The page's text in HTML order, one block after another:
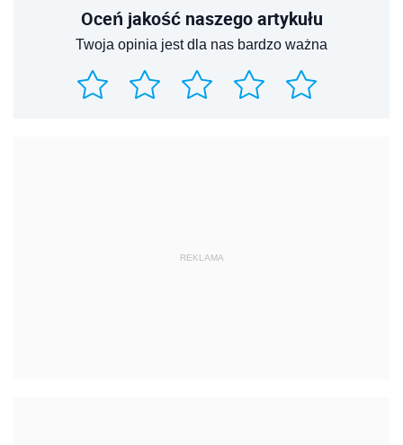
Oceń jakość naszego artykułu
Twoja opinia jest dla nas bardzo ważna
REKLAMA